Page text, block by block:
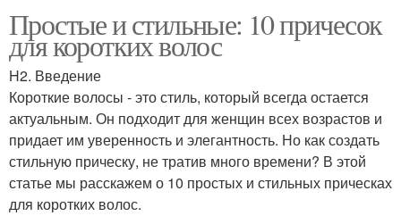
Простые и стильные: 10 причесок
для коротких волос
H2. Введение
Короткие волосы - это стиль, который всегда остается
актуальным. Он подходит для женщин всех возрастов и
придает им уверенность и элегантность. Но как создать
стильную прическу, не тратив много времени? В этой
статье мы расскажем о 10 простых и стильных прическах
для коротких волос.